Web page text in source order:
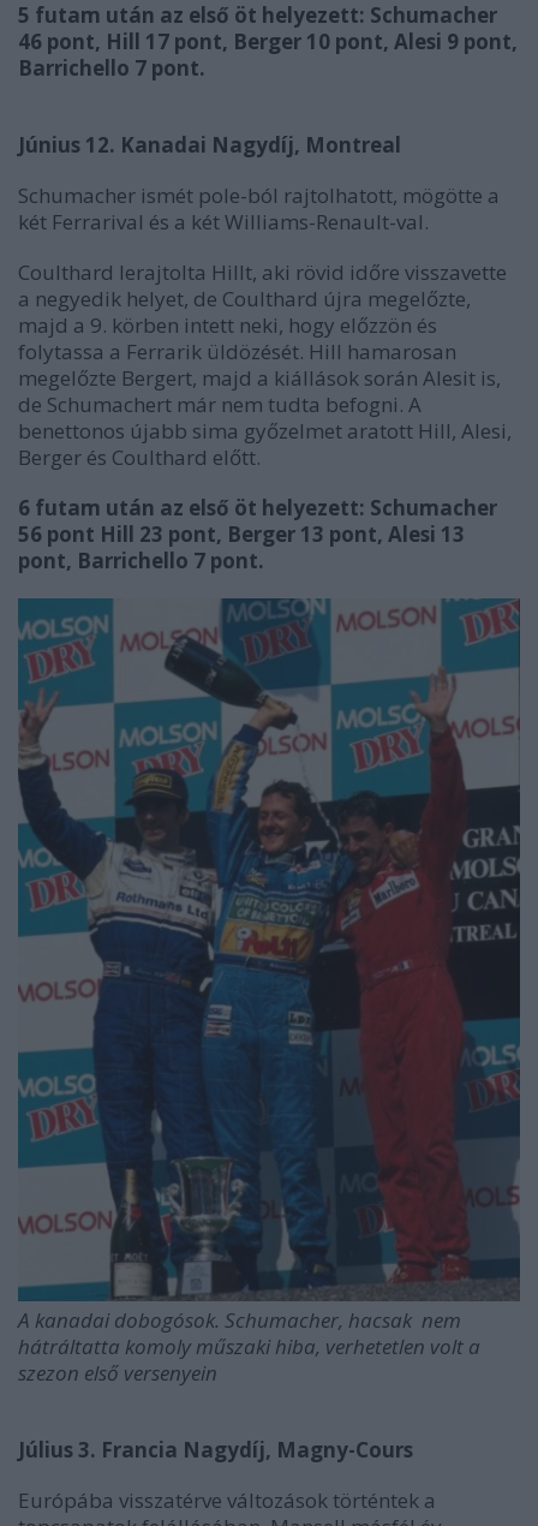
5 futam után az első öt helyezett: Schumacher
46 pont, Hill 17 pont, Berger 10 pont, Alesi 9 pont,
Barrichello 7 pont.
Június 12. Kanadai Nagydíj, Montreal
Schumacher ismét pole-ból rajtolhatott, mögötte a
két Ferrarival és a két Williams-Renault-val.
Coulthard lerajtolta Hillt, aki rövid időre visszavette
a negyedik helyet, de Coulthard újra megelőzte,
majd a 9. körben intett neki, hogy előzzön és
folytassa a Ferrarik üldözését. Hill hamarosan
megelőzte Bergert, majd a kiállások során Alesit is,
de Schumachert már nem tudta befogni. A
benettonos újabb sima győzelmet aratott Hill, Alesi,
Berger és Coulthard előtt.
6 futam után az első öt helyezett: Schumacher
56 pont Hill 23 pont, Berger 13 pont, Alesi 13
pont, Barrichello 7 pont.
A kanadai dobogósok. Schumacher, hacsak nem
hátráltatta komoly műszaki hiba, verhetetlen volt a
szezon első versenyein
Július 3. Francia Nagydíj, Magny-Cours
Európába visszatérve változások történtek a